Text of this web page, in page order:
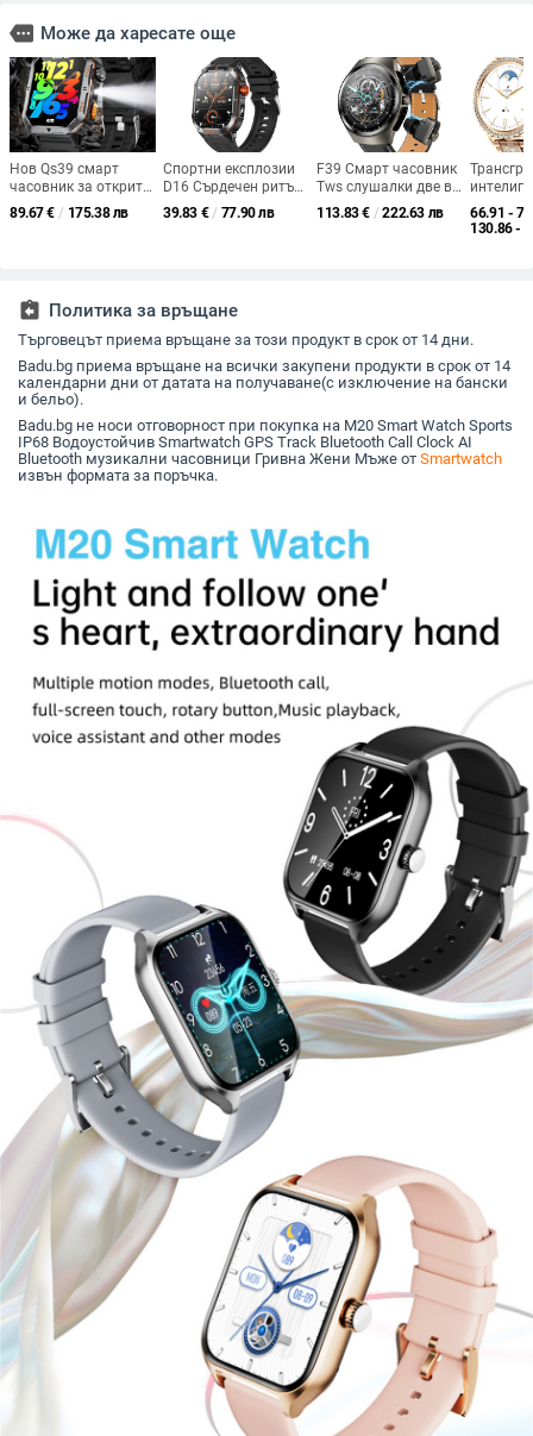
more Може да харесате още
Нов Qs39 смарт
часовник за открито
с ултра дълъг живот
на батерията,
89.67€ / 175.38 лв
Спортни експлозии
D16 Сърдечен ритъм
Кръв Кислород
Здраве Мониторинг
производителя
39.83 € / 77.90 лв
F39 Смарт часовник
Tws слушалки две в
едно с пулс,
наблюдение на съня,
113.83€ / 222.63 лв
външна
66.91 -
130.86 -
assignment_return Политика за връщане
Търговецът приема връщане за този продукт в срок от 14 дни.
Badu.bg приема връщане на всички закупени продукти в срок от 14
календарни дни от датата на получаване(с изключение на бански
и бельо).
Badu.bg не носи отговорност при покупка на M20 Smart Watch Sports
IP68 Водоустойчив Smartwatch GPS Track Bluetooth Call Clock AI
Bluetooth музикални часовници Гривна Жени Мъже от Smartwatch
извън формата за поръчка.